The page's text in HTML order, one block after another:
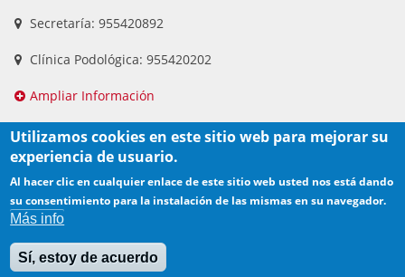
Secretaría: 955420892
Clínica Podológica: 955420202
Ampliar Información
Utilizamos cookies en este sitio web para mejorar su
experiencia de usuario.
Al hacer clic en cualquier enlace de este sitio web usted nos está dando
su consentimiento para la instalación de las mismas en su navegador.
Más info
Sí, estoy de acuerdo